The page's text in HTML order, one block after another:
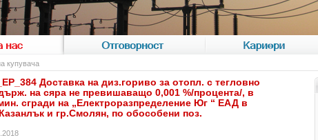
нас Отговорност Кариери
купувача
Доставка на диз.гориво за отопл. с тегловно
на сяра не превишаващо 0,001 %/процента/, в
сгради на „Електроразпределение Юг “ ЕАД в
и гр.Смолян, по обособени поз.